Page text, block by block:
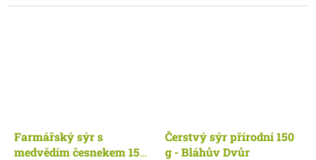
Farmářský sýr s
medvědím česnekem 150
Čerstvý sýr přírodní 150
g - Bláhův Dvůr